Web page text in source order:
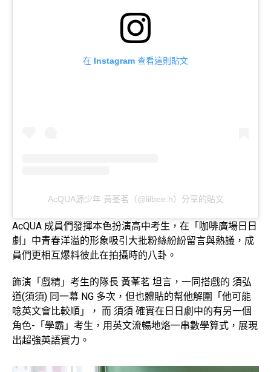
在 Instagram 查看這則貼文
AcQUA源少年 黃莑茗（@lilbee.h）分享的貼文
AcQUA 成員們發揮本色扮演高中考生，在「咖啡廣場日日
劇」中青春洋溢的形象吸引大批粉絲紛紛留言與熱議，成
員們更相互爆料彼此在拍攝時的八卦。
飾演「戲精」考生的隊長 黃莑茗 坦言，一同搭戲的 須弘
道(須須) 同一幕 NG 多次，但也體貼的幫他解圍「他可能
唸英文會比較順」， 而 須須 確實在日日劇中的有另一個
角色-「學霸」考生，用英文流暢地烙一串數學算式，展現
出超強英語實力。